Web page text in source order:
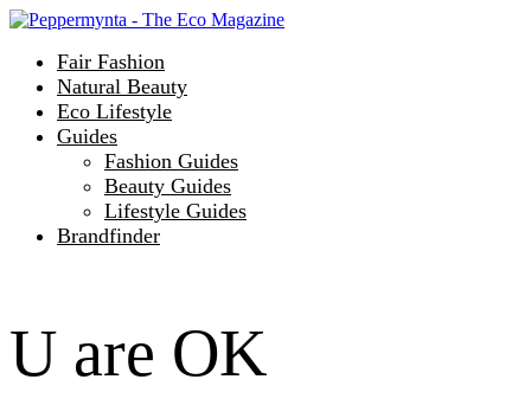
Fair Fashion
Natural Beauty
Eco Lifestyle
Guides
Fashion Guides
Beauty Guides
Lifestyle Guides
Brandfinder
U are OK